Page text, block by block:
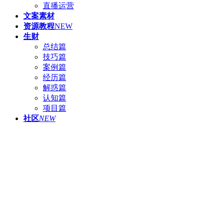
直播运营
文案素材
资源教程NEW
生财
总结篇
技巧篇
案例篇
经历篇
解惑篇
认知篇
项目篇
社区NEW